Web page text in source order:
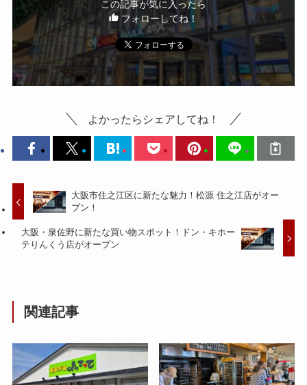
この記事が気に入ったら
フォローしてね！
よかったらシェアしてね！
大阪市住之江区に新たな魅力！松源 住之江店がオー
プン！
大阪・泉佐野に新たな買い物スポット！ドン・キホー
テりんくう店がオープン
関連記事